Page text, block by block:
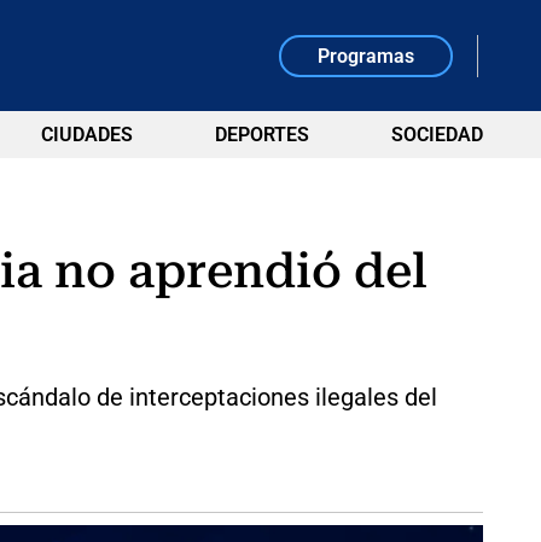
Programas
CIUDADES DEPORTES SOCIEDAD
no aprendió del
de interceptaciones ilegales del